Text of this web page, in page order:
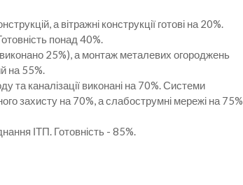
а вітражні конструкції готові на 20%.
понад 40%.
25%), а монтаж металевих огороджень
на 55%.
та каналізації виконані на 70%. Системи
захисту на 70%, а слабострумні мережі на 75%.
ІТП. Готовність - 85%.